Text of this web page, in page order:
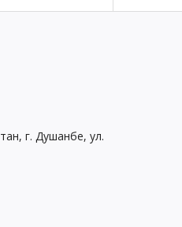
г. Душанбе, ул.